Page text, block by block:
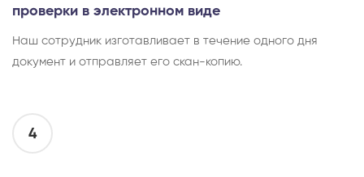
проверки в электронном виде
Наш сотрудник изготавливает в течение одного дня
документ и отправляет его скан-копию.
4